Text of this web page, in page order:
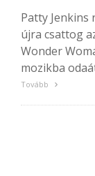
Patty Jenkins
újra csattog
Wonder
mozikba
Tovább